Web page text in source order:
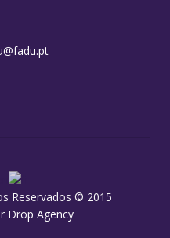
Reservados © 2015
Drop Agency